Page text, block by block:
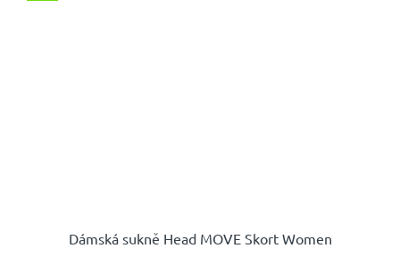
Dámská sukně Head MOVE Skort Women